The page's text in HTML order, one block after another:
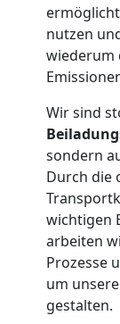
nutzen
wiederum
Wir sind
sondern
Durch die
wichtigen
arbeiten
Prozesse
um
gestalten.
Umzug
für